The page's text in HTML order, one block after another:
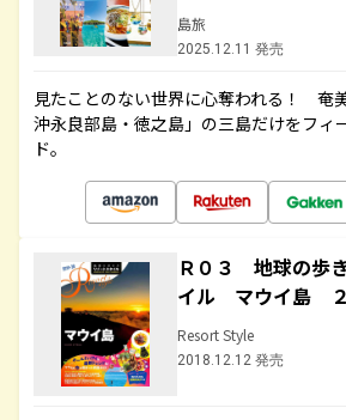
島旅
2025.12.11 発売
見たことのない世界に心奪われる！ 奄
沖永良部島・徳之島」の三島だけをフィ
ド。
Ｒ０３ 地球の歩
イル マウイ島 ２
Resort Style
2018.12.12 発売